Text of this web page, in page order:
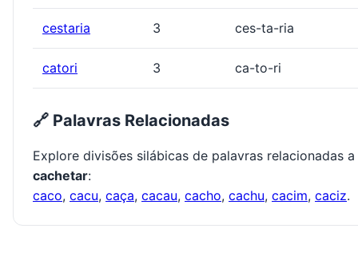
cestaria 3 ces-ta-ria
catori 3 ca-to-ri
🔗 Palavras Relacionadas
Explore divisões silábicas de palavras relacionadas a
cachetar:
caco, cacu, caça, cacau, cacho, cachu, cacim, caciz.